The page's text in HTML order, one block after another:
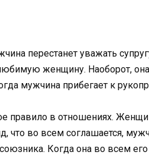
перестанет уважать
женщину. Наоборот, она
мужчина прибегает к
правило в отношениях.
что во всем соглашается,
Когда она во всем